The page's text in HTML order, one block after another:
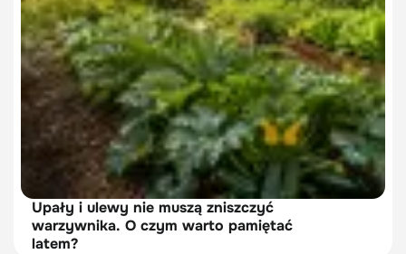
Upały i ulewy nie muszą zniszczyć
warzywnika. O czym warto pamiętać
latem?